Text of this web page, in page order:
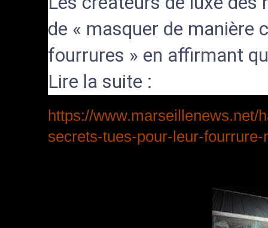
de « masquer de manière
fourrures » en affirmant
Lire la suite :
https://
secrets-tues-pour-leur-